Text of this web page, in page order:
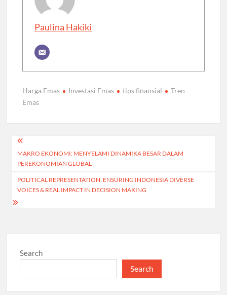
Paulina Hakiki
Harga Emas Investasi Emas tips finansial
Tren
Emas
Post
navigation
MAKRO EKONOMI: MENYELAMI DINAMIKA BESAR DALAM
PEREKONOMIAN GLOBAL
POLITICAL REPRESENTATION: ENSURING INDONESIA DIVERSE
VOICES & REAL IMPACT IN DECISION MAKING
Search
Search